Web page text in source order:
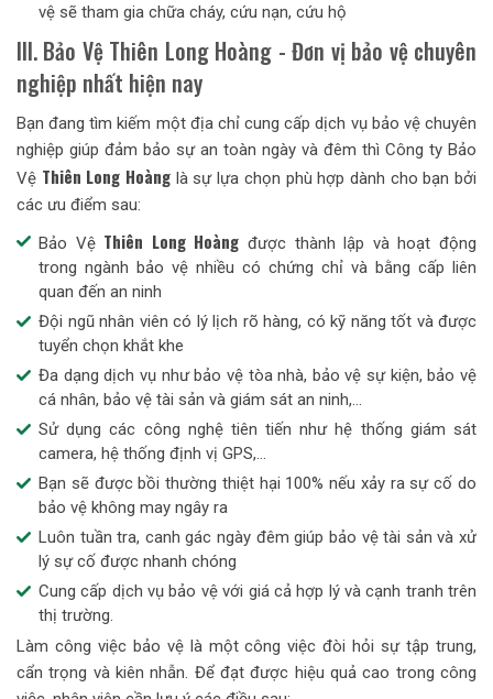
vệ sẽ tham gia chữa cháy, cứu nạn, cứu hộ
III. Bảo Vệ Thiên Long Hoàng - Đơn vị bảo vệ chuyên
nghiệp nhất hiện nay
Bạn đang tìm kiếm một địa chỉ cung cấp dịch vụ bảo vệ chuyên
nghiệp giúp đảm bảo sự an toàn ngày và đêm thì Công ty Bảo
Vệ Thiên Long Hoàng là sự lựa chọn phù hợp dành cho bạn bởi
các ưu điểm sau:
Bảo Vệ Thiên Long Hoàng được thành lập và hoạt động
trong ngành bảo vệ nhiều có chứng chỉ và bằng cấp liên
quan đến an ninh
Đội ngũ nhân viên có lý lịch rõ hàng, có kỹ năng tốt và được
tuyển chọn khắt khe
Đa dạng dịch vụ như bảo vệ tòa nhà, bảo vệ sự kiện, bảo vệ
cá nhân, bảo vệ tài sản và giám sát an ninh,...
Sử dụng các công nghệ tiên tiến như hệ thống giám sát
camera, hệ thống định vị GPS,...
Bạn sẽ được bồi thường thiệt hại 100% nếu xảy ra sự cố do
bảo vệ không may ngây ra
Luôn tuần tra, canh gác ngày đêm giúp bảo vệ tài sản và xử
lý sự cố được nhanh chóng
Cung cấp dịch vụ bảo vệ với giá cả hợp lý và cạnh tranh trên
thị trường.
Làm công việc bảo vệ là một công việc đòi hỏi sự tập trung,
cẩn trọng và kiên nhẫn. Để đạt được hiệu quả cao trong công